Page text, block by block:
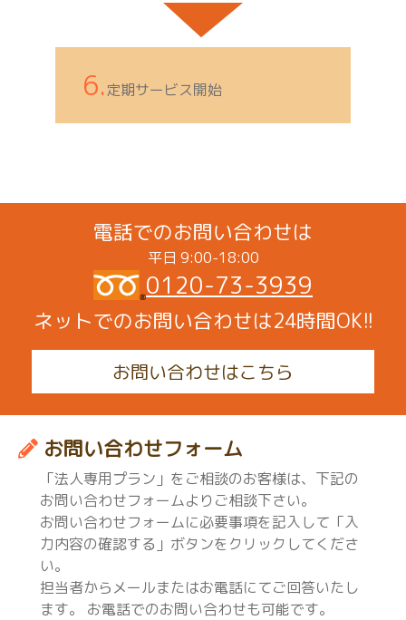
6.定期サービス開始
電話でのお問い合わせは
平日 9:00-18:00
0120-73-3939
ネットでのお問い合わせは24時間OK!!
お問い合わせはこちら
お問い合わせフォーム
「法人専用プラン」をご相談のお客様は、下記の
お問い合わせフォームよりご相談下さい。
お問い合わせフォームに必要事項を記入して「入
力内容の確認する」ボタンをクリックしてくださ
い。
担当者からメールまたはお電話にてご回答いたし
ます。 お電話でのお問い合わせも可能です。